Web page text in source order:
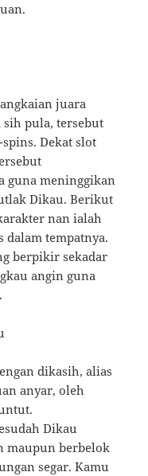
juara
sih pula, tersebut
Dekat slot
guna meninggikan
Dikau. Berikut
nan ialah
tempatnya.
berpikir sekadar
angin guna
dikasih, alias
anyar, oleh
Dikau
maupun berbelok
segar. Kamu